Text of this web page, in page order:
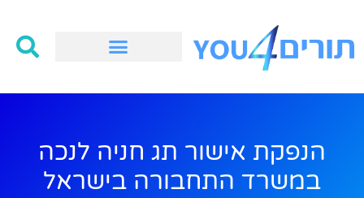
הנפקת אישור תג חניה לנכה
במשרד התחבורה בישראל